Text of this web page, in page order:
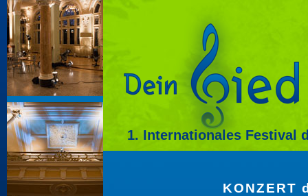
1. Internationales Festival
KONZERT